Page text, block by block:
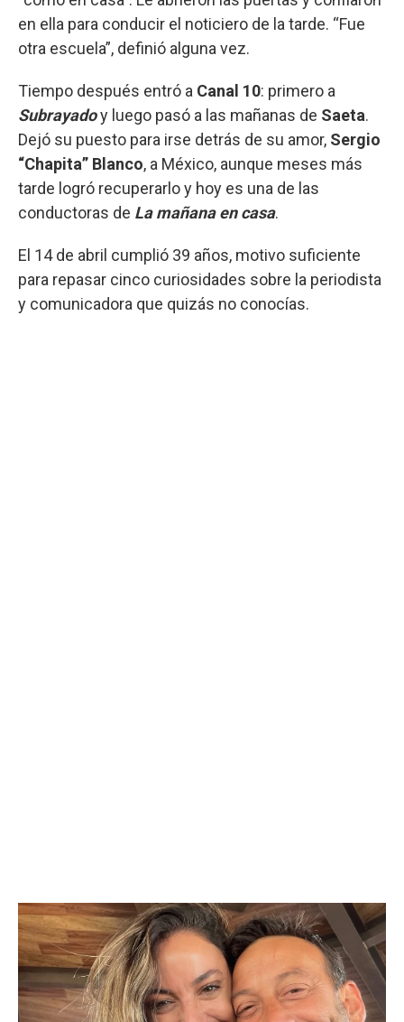
en ella para conducir el noticiero de la tarde. “Fue
otra escuela”, definió alguna vez.
Tiempo después entró a Canal 10: primero a
Subrayadoy luego pasó a las mañanas de Saeta.
Dejó su puesto para irse detrás de su amor, Sergio
“Chapita” Blanco, a México, aunque meses más
tarde logró recuperarlo y hoy es una de las
conductoras de La mañana en casa.
El 14 de abril cumplió 39 años, motivo suficiente
para repasar cinco curiosidades sobre la periodista
y comunicadora que quizás no conocías.